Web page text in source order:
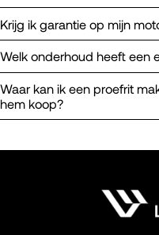
Krijg ik garantie op mijn
Welk onderhoud heeft een
Waar kan ik een proefrit
hem koop?